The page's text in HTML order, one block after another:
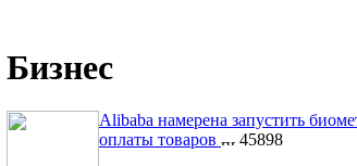
Бизнес
Alibaba намерена запустить
оплаты товаров
45898